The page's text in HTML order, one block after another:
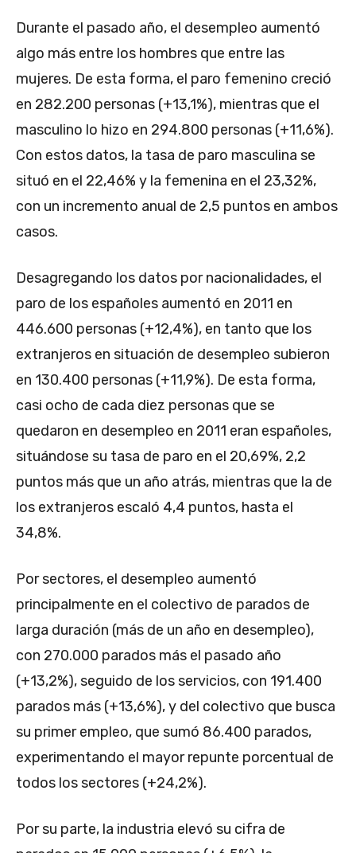
Durante el pasado año, el desempleo aumentó
algo más entre los hombres que entre las
mujeres. De esta forma, el paro femenino creció
en 282.200 personas (+13,1%), mientras que el
masculino lo hizo en 294.800 personas (+11,6%).
Con estos datos, la tasa de paro masculina se
situó en el 22,46% y la femenina en el 23,32%,
con un incremento anual de 2,5 puntos en ambos
casos.
Desagregando los datos por nacionalidades, el
paro de los españoles aumentó en 2011 en
446.600 personas (+12,4%), en tanto que los
extranjeros en situación de desempleo subieron
en 130.400 personas (+11,9%). De esta forma,
casi ocho de cada diez personas que se
quedaron en desempleo en 2011 eran españoles,
situándose su tasa de paro en el 20,69%, 2,2
puntos más que un año atrás, mientras que la de
los extranjeros escaló 4,4 puntos, hasta el
34,8%.
Por sectores, el desempleo aumentó
principalmente en el colectivo de parados de
larga duración (más de un año en desempleo),
con 270.000 parados más el pasado año
(+13,2%), seguido de los servicios, con 191.400
parados más (+13,6%), y del colectivo que busca
su primer empleo, que sumó 86.400 parados,
experimentando el mayor repunte porcentual de
todos los sectores (+24,2%).
Por su parte, la industria elevó su cifra de